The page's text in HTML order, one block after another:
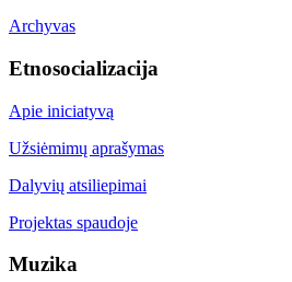
Archyvas
Etnosocializacija
Apie iniciatyvą
Užsiėmimų aprašymas
Dalyvių atsiliepimai
Projektas spaudoje
Muzika